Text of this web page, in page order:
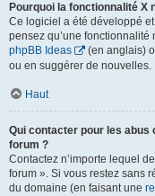
Pourquoi la fonctionnalité X
Ce logiciel a été développé
pensez qu’une fonctionnalité
phpBB Ideas
(en anglais)
ou en suggérer de nouvelles.
Haut
Qui contacter pour les abus
forum ?
Contactez n’importe lequel
forum ». Si vous restez sans
du domaine (en faisant une